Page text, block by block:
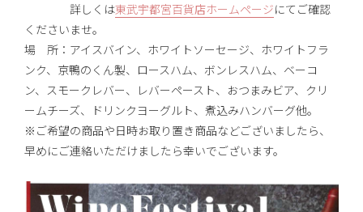
詳しくは東武宇都宮百貨店ホームページにてご確認
くださいませ。
場 所：アイスバイン、ホワイトソーセージ、ホワイトフラ
ンク、京鴨のくん製、ロースハム、ボンレスハム、ベーコ
ン、スモークレバー、レバーペースト、おつまみビア、クリ
ームチーズ、ドリンクヨーグルト、煮込みハンバーグ他。
※ご希望の商品や日時お取り置き商品などございましたら、
早めにご連絡いただけましたら幸いでございます。